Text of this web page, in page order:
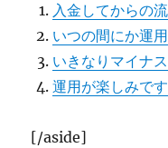
入金してからの
いつの間にか運
いきなりマイナ
運用が楽しみで
[/aside]